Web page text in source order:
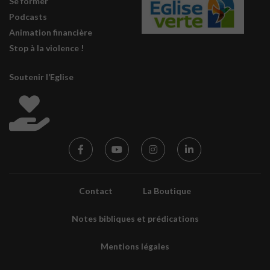
Podcasts
Animation financière
Stop à la violence !
Soutenir l’Eglise
Contact La Boutique
Notes bibliques et prédications
Mentions légales